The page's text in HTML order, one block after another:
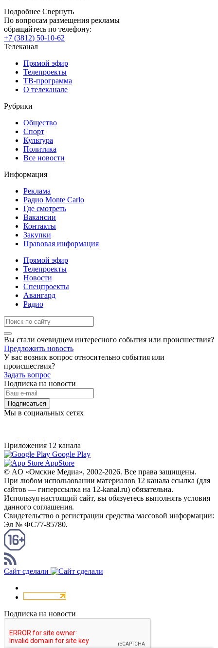
Подробнее Свернуть
По вопросам размещения рекламы
обращайтесь по телефону:
+7 (3812) 50-10-62
Телеканал
Прямой эфир
Телепроекты
ТВ-программа
О телеканале
Рубрики
Общество
Спорт
Культура
Политика
Все новости
Информация
Реклама
Радио Monte Carlo
Где смотреть
Вакансии
Контакты
Закупки
Правовая информация
Прямой эфир
Телепроекты
Новости
Спецпроекты
Авангард
Радио
Вы стали очевидцем интересного события или происшествия?
Предложить новость
У вас возник вопрос относительно события или
происшествия?
Задать вопрос
Подписка на новости
Подписаться
Мы в социальных сетях
Приложения 12 канала
Google Play
AppStore
© AO «Омские Медиа», 2002-2026. Все права защищены.
При любом использовании материалов 12 канала ссылка (для
сайтов — гиперссылка на 12-kanal.ru) обязательна.
Используя настоящий сайт, вы обязуетесь выполнять условия
данного соглашения.
Свидетельство о регистрации средства массовой информации:
Эл № ФС77-85780.
Сайт сделали
Подписка на новости